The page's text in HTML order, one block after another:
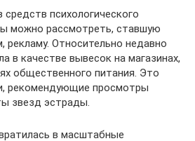
психологического
можно рассмотреть, ставшую
Относительно недавно
в качестве вывесок на магазинах,
общественного питания. Это
рекомендующие просмотры
звезд эстрады.
в масштабные